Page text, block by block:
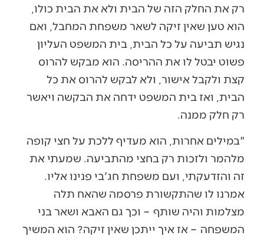
רק את החלק הזה של הבית ולא את הבית כולו,
הוא טען שאין זיקה לשאר משפחת המחבל, ואם
נגיש תביעה על כל הבית, בית המשפט העליון
פשוט יבטל לו את ההריסה. הוא מבקש להרוס
קצת ולקבל אישור, ולא לבקש להרוס את כל
הבית, ואז בית המשפט ידחה את הבקשה ויאשר
רק חלק ממנה.
"במילים אחרות, הוא מעדיף ללכת על חצי קופה
מלהמר ולזכות רק בחצי מהתביעה. שמעתי את
זה והזדעקתי, ועם משפחת חג'בי פנינו אליו.
אמרנו לו שהתקשורת פרסמה שהאח תלה
מצלמות והיה שותף – וכך גם האבא ושאר בני
המשפחה – אז איך ייתכן שאין זיקה? הוא המשיך